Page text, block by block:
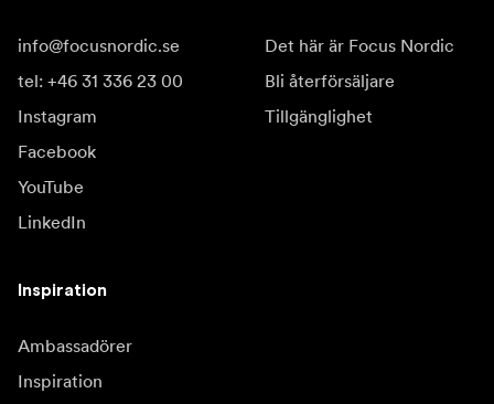
info@focusnordic.se
tel: +46 31 336 23 00
Instagram
Facebook
YouTube
LinkedIn
Det här är Focus Nordic
Bli återförsäljare
Tillgänglighet
Inspiration
Ambassadörer
Inspiration